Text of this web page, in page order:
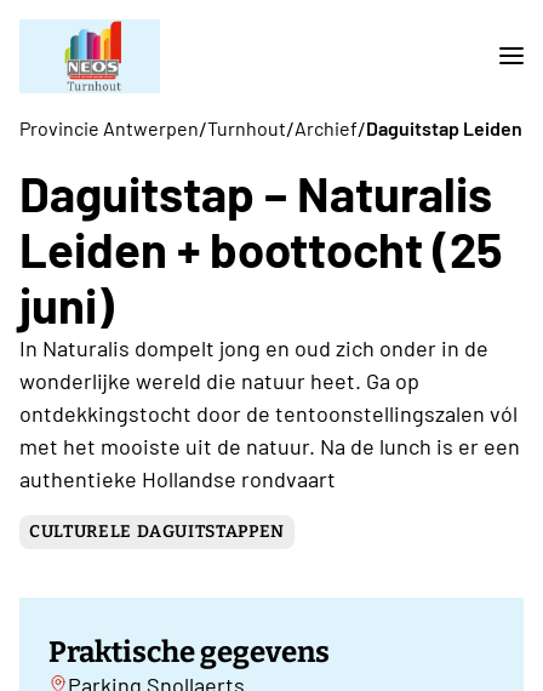
Provincie Antwerpen/Turnhout/Archief/Daguitstap Leiden
Daguitstap – Naturalis
Leiden + boottocht (25
juni)
In Naturalis dompelt jong en oud zich onder in de
wonderlijke wereld die natuur heet. Ga op
ontdekkingstocht door de tentoonstellingszalen vól
met het mooiste uit de natuur. Na de lunch is er een
authentieke Hollandse rondvaart
CULTURELE DAGUITSTAPPEN
Praktische gegevens
Parking Snollaerts